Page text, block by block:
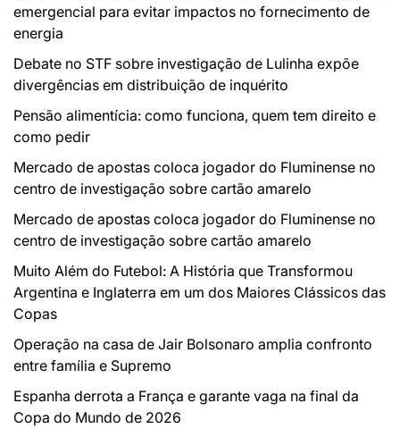
emergencial para evitar impactos no fornecimento de
energia
Debate no STF sobre investigação de Lulinha expõe
divergências em distribuição de inquérito
Pensão alimentícia: como funciona, quem tem direito e
como pedir
Mercado de apostas coloca jogador do Fluminense no
centro de investigação sobre cartão amarelo
Mercado de apostas coloca jogador do Fluminense no
centro de investigação sobre cartão amarelo
Muito Além do Futebol: A História que Transformou
Argentina e Inglaterra em um dos Maiores Clássicos das
Copas
Operação na casa de Jair Bolsonaro amplia confronto
entre família e Supremo
Espanha derrota a França e garante vaga na final da
Copa do Mundo de 2026